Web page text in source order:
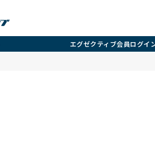
エグゼクティブ会員ログイ